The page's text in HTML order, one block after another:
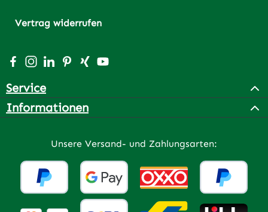
Vertrag widerrufen
Besuche uns auf Facebook – öffnet in neuem Tab
Schau auf Instagram vorbei – öffnet in neuem Tab
Vernetze dich mit uns auf LinkedIn – öffnet in
Lass dich auf Pinterest inspirieren – öffnet
Vernetze dich mit uns auf Xing – öffnet
Sieh dir unsere Videos auf YouTube
Service
Informationen
Unsere Versand- und Zahlungsarten: